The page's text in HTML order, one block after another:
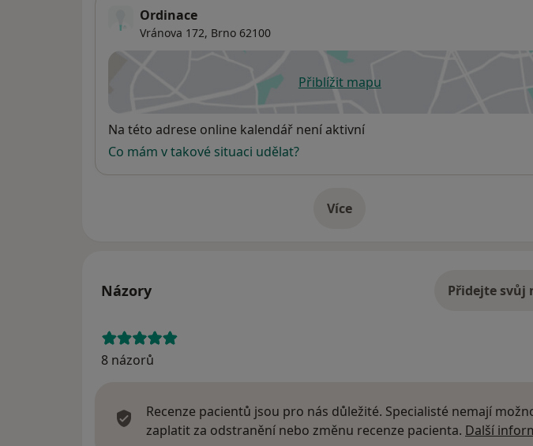
Ordinace
Vránova 172, Brno 62100
Přiblížit mapuse otevře v nové záložce
Dostupnost
Na této adrese online kalendář není aktivní
Co mám v takové situaci udělat?
Víceo adrese
Názory Přidejte svůj
8 názorů
Recenze pacientů jsou pro nás důležité. Specialisté nemají
zaplatit za odstranění nebo změnu recenze pacienta. Další